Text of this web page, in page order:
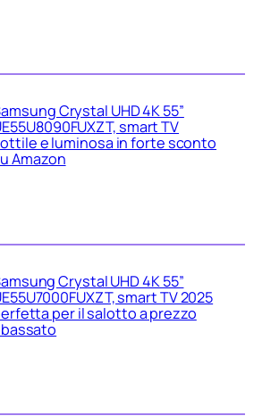
Crystal UHD 4K 55”
smart TV
e luminosa in forte sconto
Amazon
Crystal UHD 4K 55”
smart TV 2025
per il salotto a prezzo